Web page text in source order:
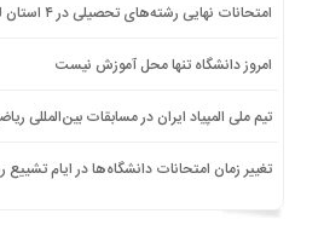
امتحانات نهایی رشته‌های تحصیلی در ۴ استان لغو شد
امروز دانشگاه تنها محل آموزش نیست
تیم ملی المپیاد ایران در مسابقات بین‌المللی
تغییر زمان امتحانات دانشگاه‌ها در ایام تشییع